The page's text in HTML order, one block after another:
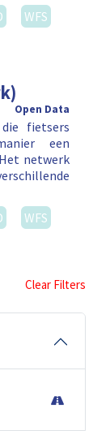
WFS
Open Data
fietsers
een
netwerk
WFS
Clear Filters